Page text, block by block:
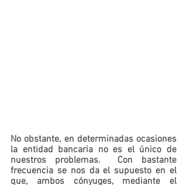
No obstante, en determinadas ocasiones
la entidad bancaria no es el único de
nuestros problemas. Con bastante
frecuencia se nos da el supuesto en el
que, ambos cónyuges, mediante el